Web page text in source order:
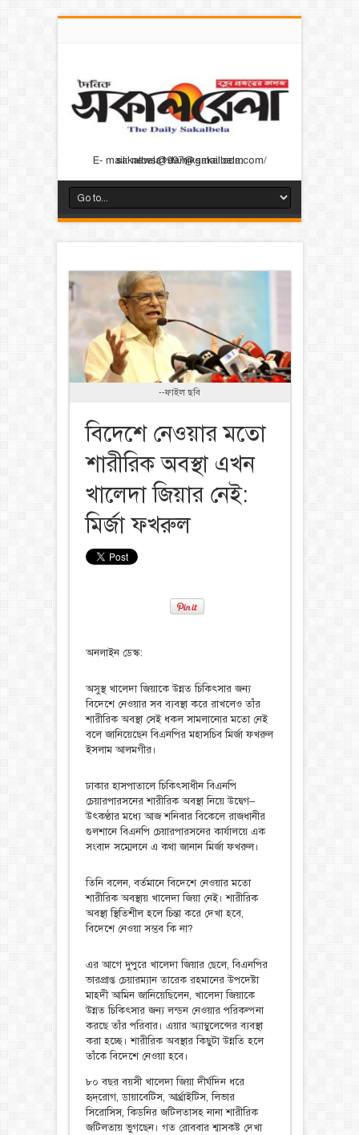
E- mail: news@dainiksakalbela.com/ sakalbela1997@gmail.com
--ফাইল ছবি
বিদেশে নেওয়ার মতো
শারীরিক অবস্থা এখন
খালেদা জিয়ার নেই:
মির্জা ফখরুল
অনলাইন ডেস্ক:
অসুস্থ খালেদা জিয়াকে উন্নত চিকিৎসার জন্য
বিদেশে নেওয়ার সব ব্যবস্থা করে রাখলেও তাঁর
শারীরিক অবস্থা সেই ধকল সামলানোর মতো নেই
বলে জানিয়েছেন বিএনপির মহাসচিব মির্জা ফখরুল
ইসলাম আলমগীর।
ঢাকার হাসপাতালে চিকিৎসাধীন বিএনপি
চেয়ারপারসনের শারীরিক অবস্থা নিয়ে উদ্বেগ–
উৎকণ্ঠার মধ্যে আজ শনিবার বিকেলে রাজধানীর
গুলশানে বিএনপি চেয়ারপারসনের কার্যালয়ে এক
সংবাদ সম্মেলনে এ কথা জানান মির্জা ফখরুল।
তিনি বলেন, বর্তমানে বিদেশে নেওয়ার মতো
শারীরিক অবস্থায় খালেদা জিয়া নেই। শারীরিক
অবস্থা স্থিতিশীল হলে চিন্তা করে দেখা হবে,
বিদেশে নেওয়া সম্ভব কি না?
এর আগে দুপুরে খালেদা জিয়ার ছেলে, বিএনপির
ভারপ্রাপ্ত চেয়ারম্যান তারেক রহমানের উপদেষ্টা
মাহদী আমিন জানিয়েছিলেন, খালেদা জিয়াকে
উন্নত চিকিৎসার জন্য লন্ডন নেওয়ার পরিকল্পনা
করছে তাঁর পরিবার। এয়ার অ্যাম্বুলেন্সের ব্যবস্থা
করা হচ্ছে। শারীরিক অবস্থার কিছুটা উন্নতি হলে
তাঁকে বিদেশে নেওয়া হবে।
৮০ বছর বয়সী খালেদা জিয়া দীর্ঘদিন ধরে
হৃদ্‌রোগ, ডায়াবেটিস, আর্থ্রাইটিস, লিভার
সিরোসিস, কিডনির জটিলতাসহ নানা শারীরিক
জটিলতায় ভুগছেন। গত রোববার শ্বাসকষ্ট দেখা